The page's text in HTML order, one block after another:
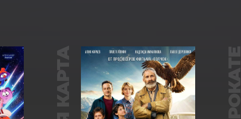
В ПРОКАТЕ